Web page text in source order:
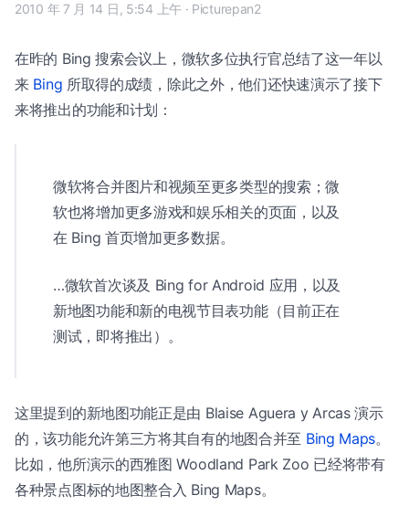
2010 年 7 月 14 日, 5:54 上午 · Picturepan2
在昨的 Bing 搜索会议上，微软多位执行官总结了这一年以
来 Bing 所取得的成绩，除此之外，他们还快速演示了接下
来将推出的功能和计划：
微软将合并图片和视频至更多类型的搜索；微
软也将增加更多游戏和娱乐相关的页面，以及
在 Bing 首页增加更多数据。
…微软首次谈及 Bing for Android 应用，以及
新地图功能和新的电视节目表功能（目前正在
测试，即将推出）。
这里提到的新地图功能正是由 Blaise Aguera y Arcas 演示
的，该功能允许第三方将其自有的地图合并至 Bing Maps。
比如，他所演示的西雅图 Woodland Park Zoo 已经将带有
各种景点图标的地图整合入 Bing Maps。